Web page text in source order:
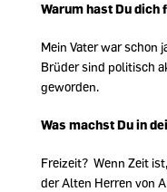
Warum hast Du dich
Mein Vater war schon
Brüder sind politisch
geworden.
Was machst Du in
Freizeit? Wenn Zeit
der Alten Herren von